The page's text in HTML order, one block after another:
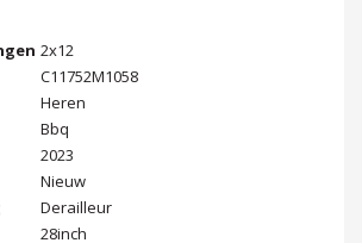
2x12
C11752M1058
Heren
Bbq
2023
Nieuw
Derailleur
28inch